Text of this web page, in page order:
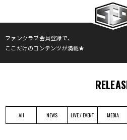
ファンクラブ会員登録で、
ここだけのコンテンツが満載★
PROFILE
PHOTO
MOVIE
All NEWS LIVE / EVENT MEDIA